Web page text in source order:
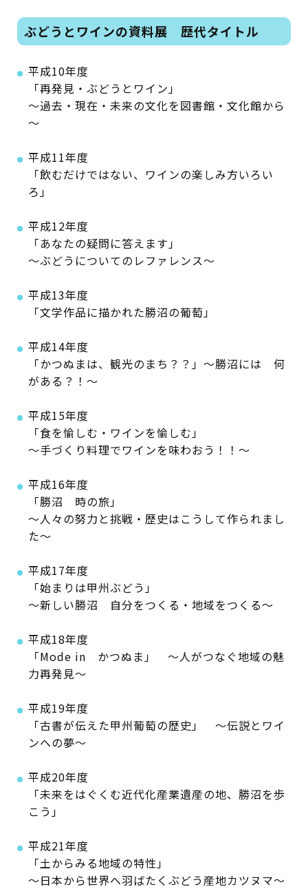
ぶどうとワインの資料展 歴代タイトル
平成10年度
「再発見・ぶどうとワイン」
～過去・現在・未来の文化を図書館・文化館から
～
平成11年度
「飲むだけではない、ワインの楽しみ方いろい
ろ」
平成12年度
「あなたの疑問に答えます」
～ぶどうについてのレファレンス～
平成13年度
「文学作品に描かれた勝沼の葡萄」
平成14年度
「かつぬまは、観光のまち？？」～勝沼には 何
がある？！～
平成15年度
「食を愉しむ・ワインを愉しむ」
～手づくり料理でワインを味わおう！！～
平成16年度
「勝沼 時の旅」
～人々の努力と挑戦・歴史はこうして作られまし
た～
平成17年度
「始まりは甲州ぶどう」
～新しい勝沼 自分をつくる・地域をつくる～
平成18年度
「Mode in かつぬま」 ～人がつなぐ地域の魅
力再発見～
平成19年度
「古書が伝えた甲州葡萄の歴史」 ～伝説とワイ
ンへの夢～
平成20年度
「未来をはぐくむ近代化産業遺産の地、勝沼を歩
こう」
平成21年度
「土からみる地域の特性」
～日本から世界へ羽ばたくぶどう産地カツヌマ～